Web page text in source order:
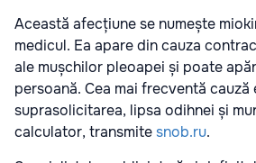
Această afecțiune se numește
medicul. Ea apare din cauza
ale mușchilor pleoapei și poate
persoană. Cea mai frecventă cauză
suprasolicitarea, lipsa odihnei și
calculator, transmitesnob.ru.